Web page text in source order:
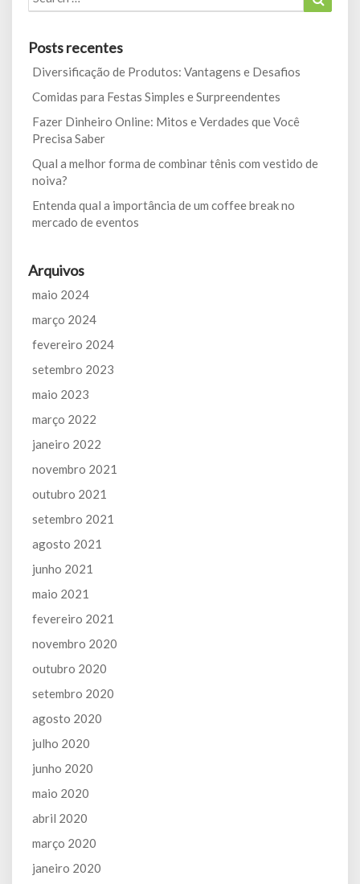
for:
Posts recentes
Diversificação de Produtos: Vantagens e Desafios
Comidas para Festas Simples e Surpreendentes
Fazer Dinheiro Online: Mitos e Verdades que Você
Precisa Saber
Qual a melhor forma de combinar tênis com vestido de
noiva?
Entenda qual a importância de um coffee break no
mercado de eventos
Arquivos
maio 2024
março 2024
fevereiro 2024
setembro 2023
maio 2023
março 2022
janeiro 2022
novembro 2021
outubro 2021
setembro 2021
agosto 2021
junho 2021
maio 2021
fevereiro 2021
novembro 2020
outubro 2020
setembro 2020
agosto 2020
julho 2020
junho 2020
maio 2020
abril 2020
março 2020
janeiro 2020